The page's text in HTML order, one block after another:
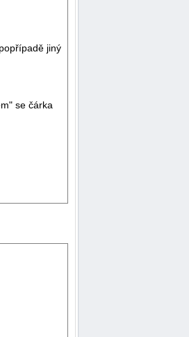
jiný
se čárka